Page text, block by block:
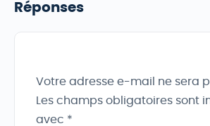
Réponses
Votre adresse e-mail ne sera
Les champs obligatoires sont
avec *